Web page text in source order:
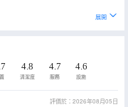
展開
4.8
清潔度
4.7
服務
4.6
設施
評價於：2026年08月05日